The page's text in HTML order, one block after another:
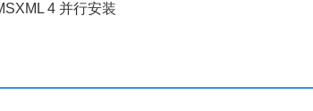
4 并行安装